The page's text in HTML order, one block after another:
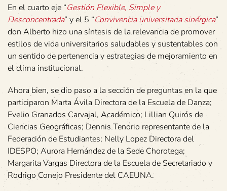
En el cuarto eje “Gestión Flexible, Simple y
Desconcentrada” y el 5 “Convivencia universitaria sinérgica”
don Alberto hizo una síntesis de la relevancia de promover
estilos de vida universitarios saludables y sustentables con
un sentido de pertenencia y estrategias de mejoramiento en
el clima institucional.
Ahora bien, se dio paso a la sección de preguntas en la que
participaron Marta Ávila Directora de la Escuela de Danza;
Evelio Granados Carvajal, Académico; Lillian Quirós de
Ciencias Geográficas; Dennis Tenorio representante de la
Federación de Estudiantes; Nelly Lopez Directora del
IDESPO; Aurora Hernández de la Sede Chorotega;
Margarita Vargas Directora de la Escuela de Secretariado y
Rodrigo Conejo Presidente del CAEUNA.